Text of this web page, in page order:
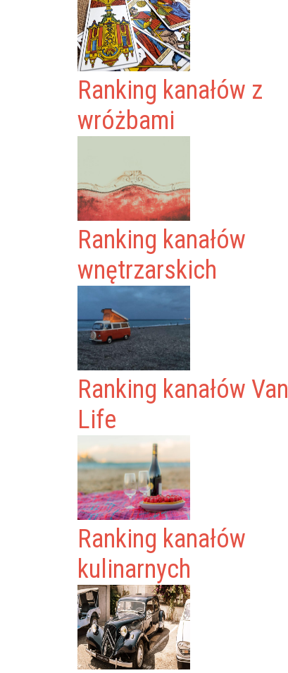
Ranking kanałów z
wróżbami
Ranking kanałów
wnętrzarskich
Ranking kanałów Van
Life
Ranking kanałów
kulinarnych